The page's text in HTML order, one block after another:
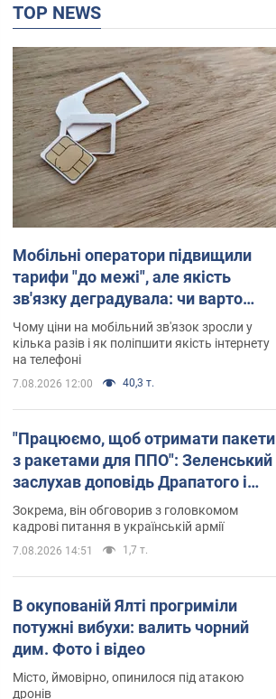
TOP NEWS
Мобільні оператори підвищили
тарифи "до межі", але якість
зв'язку деградувала: чи варто
скаржитись на ціни
Чому ціни на мобільний зв'язок зросли у
кілька разів і як поліпшити якість інтернету
на телефоні
7.08.2026 12:00 40,3 т.
"Працюємо, щоб отримати пакети
з ракетами для ППО": Зеленський
заслухав доповідь Драпатого і
анонсував нові кроки
Зокрема, він обговорив з головкомом
кадрові питання в українській армії
7.08.2026 14:51 1,7 т.
В окупованій Ялті прогриміли
потужні вибухи: валить чорний
дим. Фото і відео
Місто, ймовірно, опинилося під атакою
дронів